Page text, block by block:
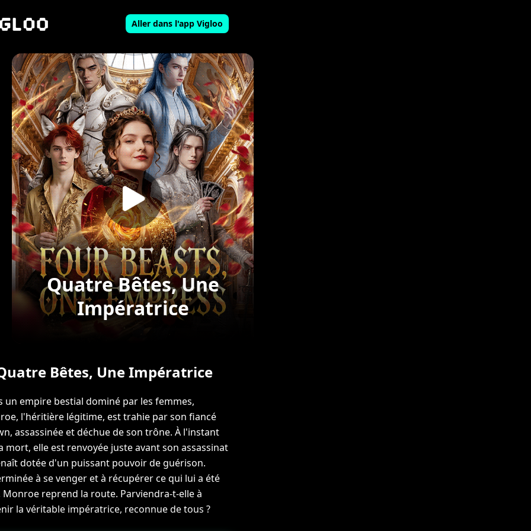
Aller dans l'app Vigloo
Quatre Bêtes, Une
Impératrice
Bêtes, Une Impératrice
un empire bestial dominé par les femmes,
l'héritière légitime, est trahie par son fiancé
assassinée et déchue de son trône. À l'instant
mort, elle est renvoyée juste avant son assassinat
dotée d'un puissant pouvoir de guérison.
à se venger et à récupérer ce qui lui a été
Monroe reprend la route. Parviendra-t-elle à
la véritable impératrice, reconnue de tous ?